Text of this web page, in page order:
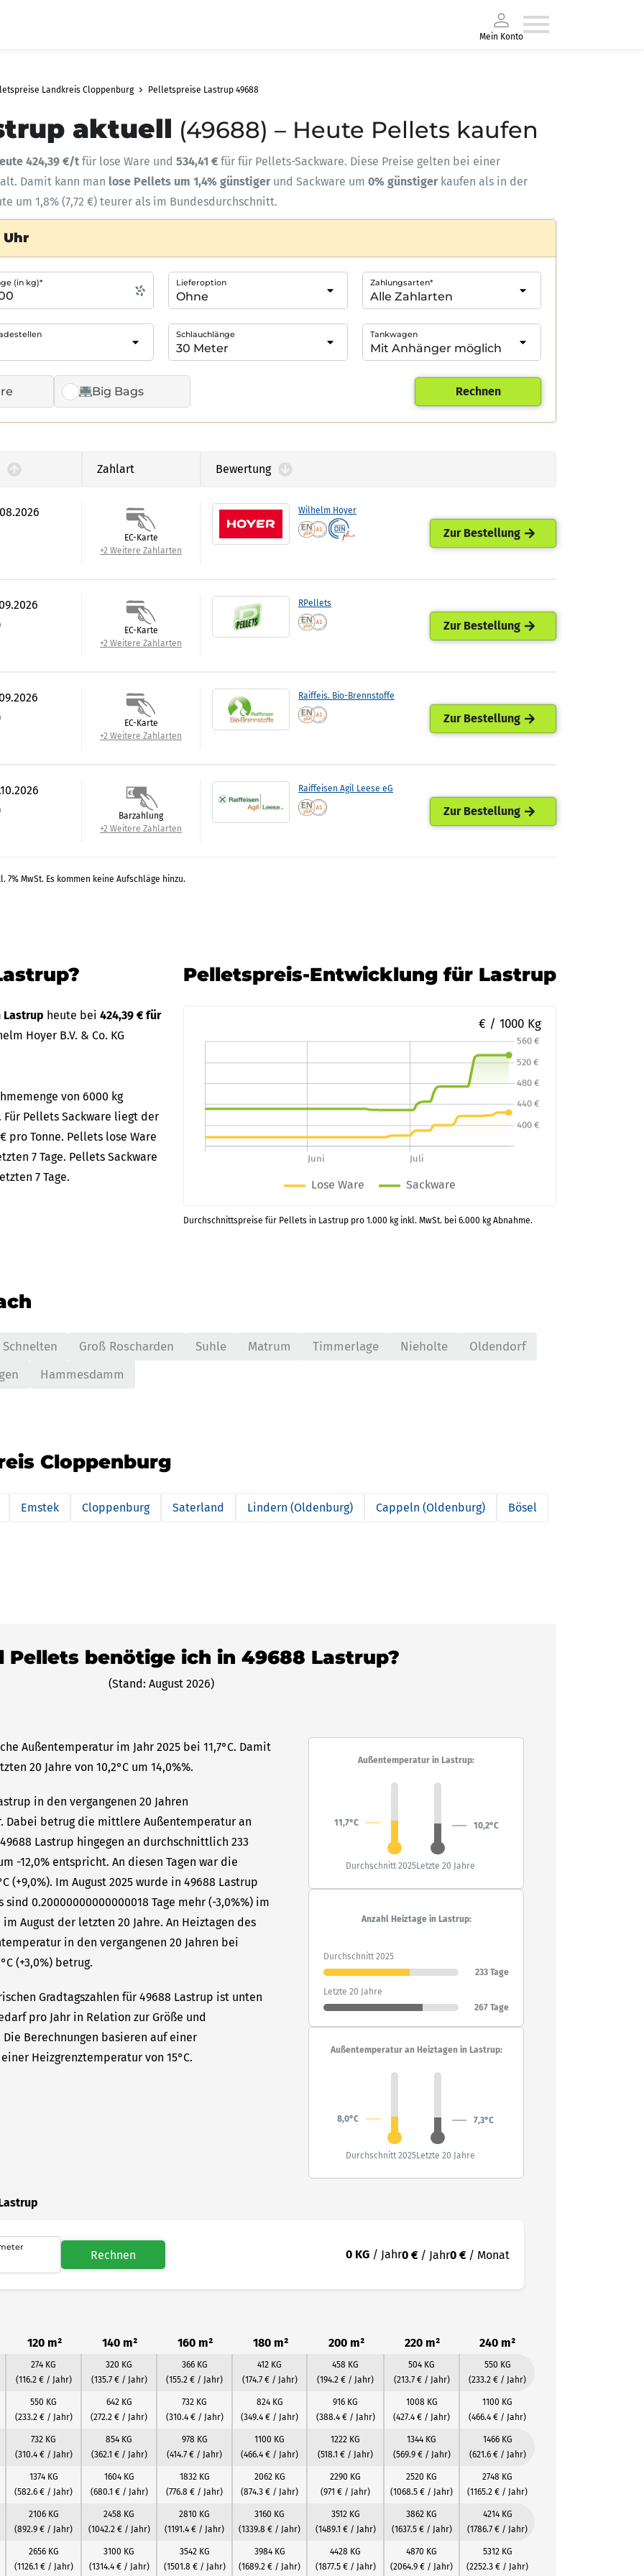
Mein Konto
Landkreis Cloppenburg Pelletspreise Lastrup 49688
aktuell (49688) – Heute Pellets kaufen
424,39 €/t für lose Ware und 534,41 € für für Pellets-Sackware. Diese Preise gelten bei einer
Damit kann man lose Pellets um 1,4% günstiger und Sackware um 0% günstigerkaufen als in der
um 1,8% (7,72 €) teurer als im Bundesdurchschnitt.
Uhr
Big Bags
(in kg)* Lieferoption Zahlungsarten*
Schlauchlänge Tankwagen
Rechnen
Zahlart Bewertung
Wilhelm Hoyer
EC-Karte
+2 Weitere Zahlarten
Zur Bestellung
RPellets
EC-Karte
+2 Weitere Zahlarten
Zur Bestellung
Raiffeis. Bio-Brennstoffe
EC-Karte
+2 Weitere Zahlarten
Zur Bestellung
Raiffeisen Agil Leese eG
Barzahlung
+2 Weitere Zahlarten
Zur Bestellung
MwSt. Es kommen keine Aufschläge hinzu.
heute bei 424,39 € für
Hoyer B.V. & Co. KG
von 6000 kg
Pellets Sackware liegt der
pro Tonne. Pellets lose Ware
7 Tage. Pellets Sackware
7 Tage.
Pelletspreis-Entwicklung für Lastrup
€ / 1000 Kg
Durchschnittspreise für Pellets in Lastrup pro 1.000 kg inkl. MwSt. bei 6.000 kg Abnahme.
Schnelten Groß Roscharden Suhle Matrum Timmerlage Nieholte
Oldendorf
Hammesdamm
Cloppenburg
Emstek Cloppenburg Saterland Lindern (Oldenburg) Cappeln (Oldenburg) Bösel
Pellets benötige ich in 49688 Lastrup?
(Stand: August 2026)
Außentemperatur im Jahr 2025 bei 11,7°C. Damit
20 Jahre von 10,2°C um 14,0%%.
in den vergangenen 20 Jahren
Dabei betrug die mittlere Außentemperatur an
Lastrup hingegen an durchschnittlich 233
-12,0% entspricht. An diesen Tagen war die
Im August 2025 wurde in 49688 Lastrup
0.20000000000000018 Tage mehr (-3,0%%) im
August der letzten 20 Jahre. An Heiztagen des
in den vergangenen 20 Jahren bei
(+3,0%) betrug.
Gradtagszahlen für 49688 Lastrup ist unten
pro Jahr in Relation zur Größe und
Berechnungen basieren auf einer
Heizgrenztemperatur von 15°C.
Außentemperatur in Lastrup:
11,7°C 10,2°C
Durchschnitt 2025Letzte 20 Jahre
Anzahl Heiztage in Lastrup:
Durchschnitt 2025
233 Tage
Letzte 20 Jahre
267 Tage
Außentemperatur an Heiztagen in Lastrup:
8,0°C 7,3°C
Durchschnitt 2025Letzte 20 Jahre
Rechnen 0 KG / Jahr0 € / Jahr0 € / Monat
120 m² 140 m² 160 m² 180 m² 200 m² 220 m² 240 m²
274 KG
(116.2 € / Jahr)
320 KG
(135.7 € / Jahr)
366 KG
(155.2 € / Jahr)
412 KG
(174.7 € / Jahr)
458 KG
(194.2 € / Jahr)
504 KG
(213.7 € / Jahr)
550 KG
(233.2 € / Jahr)
550 KG
(233.2 € / Jahr)
642 KG
(272.2 € / Jahr)
732 KG
(310.4 € / Jahr)
824 KG
(349.4 € / Jahr)
916 KG
(388.4 € / Jahr)
1008 KG
(427.4 € / Jahr)
1100 KG
(466.4 € / Jahr)
732 KG
(310.4 € / Jahr)
854 KG
(362.1 € / Jahr)
978 KG
(414.7 € / Jahr)
1100 KG
(466.4 € / Jahr)
1222 KG
(518.1 € / Jahr)
1344 KG
(569.9 € / Jahr)
1466 KG
(621.6 € / Jahr)
1374 KG
(582.6 € / Jahr)
1604 KG
(680.1 € / Jahr)
1832 KG
(776.8 € / Jahr)
2062 KG
(874.3 € / Jahr)
2290 KG
(971 € / Jahr)
2520 KG
(1068.5 € / Jahr)
2748 KG
(1165.2 € / Jahr)
2106 KG
(892.9 € / Jahr)
2458 KG
(1042.2 € / Jahr)
2810 KG
(1191.4 € / Jahr)
3160 KG
(1339.8 € / Jahr)
3512 KG
(1489.1 € / Jahr)
3862 KG
(1637.5 € / Jahr)
4214 KG
(1786.7 € / Jahr)
2656 KG
(1126.1 € / Jahr)
3100 KG
(1314.4 € / Jahr)
3542 KG
(1501.8 € / Jahr)
3984 KG
(1689.2 € / Jahr)
4428 KG
(1877.5 € / Jahr)
4870 KG
(2064.9 € / Jahr)
5312 KG
(2252.3 € / Jahr)